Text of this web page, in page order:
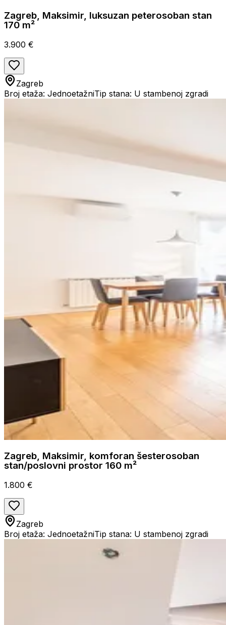
Zagreb, Maksimir, luksuzan peterosoban stan
170 m²
3.900 €
Zagreb
Broj etaža: JednoetažniTip stana: U stambenoj zgradi
Zagreb, Maksimir, komforan šesterosoban
stan/poslovni prostor 160 m²
1.800 €
Zagreb
Broj etaža: JednoetažniTip stana: U stambenoj zgradi